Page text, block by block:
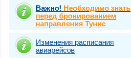
Важно! Необходимо знать
перед бронированием
направления Тунис
Изменения расписания
авиарейсов